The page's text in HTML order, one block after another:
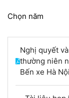
Chọn năm
Nghị quyết
thường niên
Bến xe Hà Nội